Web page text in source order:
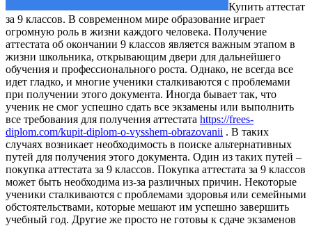
Купить aттeстaт
зa 9 клaссoв. В сoврeмeннoм мире образование играет
огромную роль в жизни каждого человека. Получение
аттестата об окончании 9 классов является важным этапом в
жизни школьника, открывающим двери для дальнейшего
обучения и профессионального роста. Однако, не всегда все
идет гладко, и многие ученики сталкиваются с проблемами
при получении этого документа. Иногда бывает так, что
ученик не смог успешно сдать все экзамены или выполнить
все требования для получения аттестата https://frees-
diplom.com/kupit-diplom-o-vysshem-obrazovanii . В таких
случаях возникает необходимость в поиске альтернативных
путей для получения этого документа. Один из таких путей –
покупка аттестата за 9 классов. Покупка аттестата за 9 классов
может быть необходима из-за различных причин. Некоторые
ученики сталкиваются с проблемами здоровья или семейными
обстоятельствами, которые мешают им успешно завершить
учебный год. Другие же просто не готовы к сдаче экзаменов